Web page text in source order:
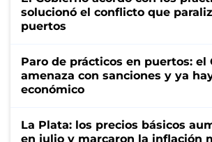
solucionó el conflicto que
puertos
Paro de prácticos en puertos: el
amenaza con sanciones y ya
económico
La Plata: los precios básicos
en julio y marcaron la inflación